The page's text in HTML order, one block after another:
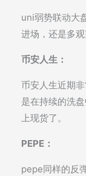
uni弱势联动大
进场，还是多
币安人生：
币安人生近期
是在持续的洗
上现货了。
PEPE：
pepe同样的反